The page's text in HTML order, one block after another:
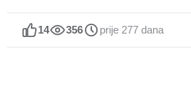
14 356 prije 277 dana